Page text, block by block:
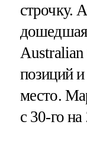
строчку.
дошедшая
Australian
позиций и
место.
с 30-го